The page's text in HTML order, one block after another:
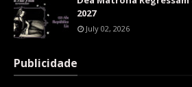
2027
July 02, 2026
Publicidade